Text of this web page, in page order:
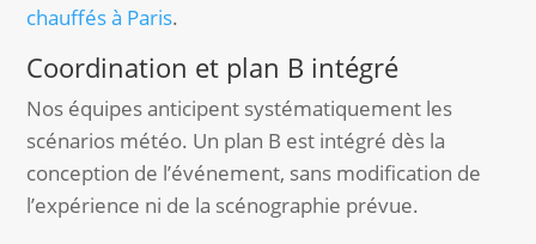
chauffés à Paris.
Coordination et plan B intégré
Nos équipes anticipent systématiquement les
scénarios météo. Un plan B est intégré dès la
conception de l’événement, sans modification de
l’expérience ni de la scénographie prévue.